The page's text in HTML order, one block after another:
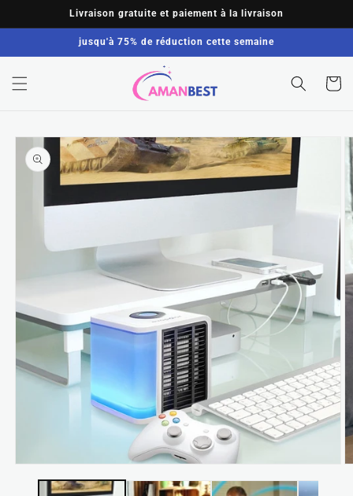
au
Livraison gratuite et paiement à la livraison
jusqu'à 75% de réduction cette semaine
Panier
Passer aux
informations
produits